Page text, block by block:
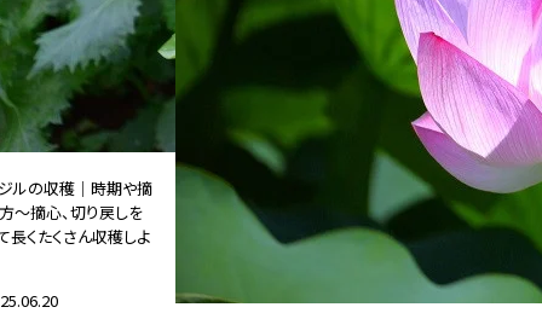
ルの収穫｜時期や摘
～摘心、切り戻しを
長くたくさん収穫しよ